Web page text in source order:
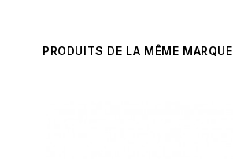
PRODUITS DE LA MÊME MARQUE